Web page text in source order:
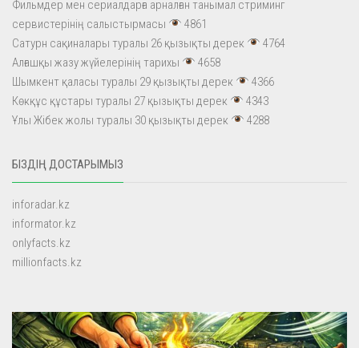
Фильмдер мен сериалдарға арналған танымал стриминг
сервистерінің салыстырмасы
4861
Сатурн сақиналары туралы 26 қызықты дерек
4764
Алғашқы жазу жүйелерінің тарихы
4658
Шымкент қаласы туралы 29 қызықты дерек
4366
Көкқұс құстары туралы 27 қызықты дерек
4343
Ұлы Жібек жолы туралы 30 қызықты дерек
4288
БІЗДІҢ ДОСТАРЫМЫЗ
inforadar.kz
informator.kz
onlyfacts.kz
millionfacts.kz